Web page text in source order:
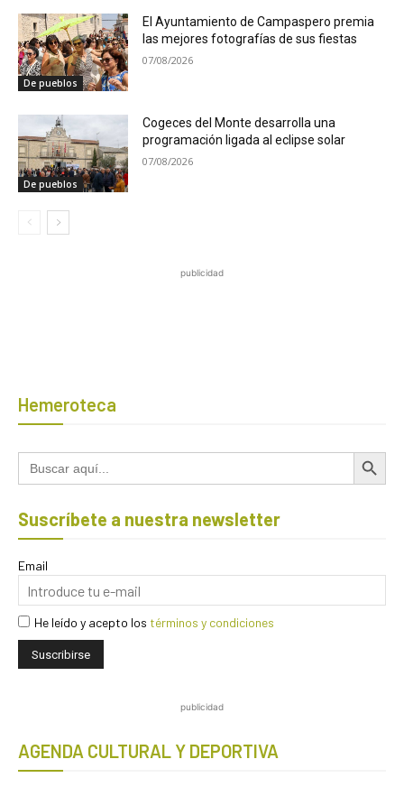
De pueblos
El Ayuntamiento de Campaspero premia
las mejores fotografías de sus fiestas
07/08/2026
De pueblos
Cogeces del Monte desarrolla una
programación ligada al eclipse solar
07/08/2026
publicidad
Hemeroteca
Buscar: Botón de
Suscríbete a nuestra newsletter
Email
He leído y acepto los términos y condiciones
publicidad
AGENDA CULTURAL Y DEPORTIVA